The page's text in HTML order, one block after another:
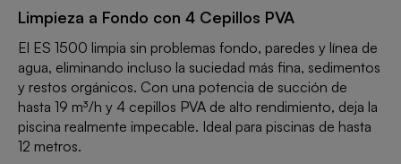
Limpieza a Fondo con 4 Cepillos PVA
El ES 1500 limpia sin problemas fondo, paredes y línea de
agua, eliminando incluso la suciedad más fina, sedimentos
y restos orgánicos. Con una potencia de succión de
hasta 19 m³/h y 4 cepillos PVA de alto rendimiento, deja la
piscina realmente impecable. Ideal para piscinas de hasta
12 metros.